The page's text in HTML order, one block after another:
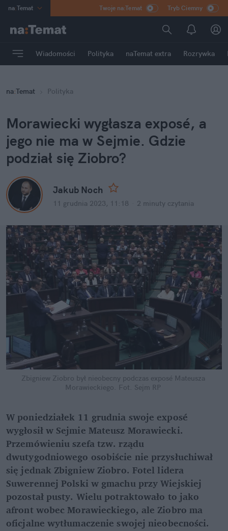
na:Temat
Poland
mama
Rozrywka
Twoje na:Temat Tryb Ciemny
Wiadomości Polityka naTemat extra Rozrywka
na:Temat Polityka
Morawiecki wygłasza exposé, a
jego nie ma w Sejmie. Gdzie
podział się Ziobro?
Jakub Noch
11 grudnia 2023, 11:18 2 minuty czytania
Zbigniew Ziobro był nieobecny podczas exposé Mateusza
Morawieckiego.
Fot. Sejm RP
W poniedziałek 11 grudnia swoje exposé
wygłosił w Sejmie Mateusz Morawiecki.
Przemówieniu szefa tzw. rządu
dwutygodniowego osobiście nie przysłuchiwał
się jednak Zbigniew Ziobro. Fotel lidera
Suwerennej Polski w gmachu przy Wiejskiej
pozostał pusty. Wielu potraktowało to jako
afront wobec Morawieckiego, ale Ziobro ma
oficjalne wytłumaczenie swojej nieobecności.